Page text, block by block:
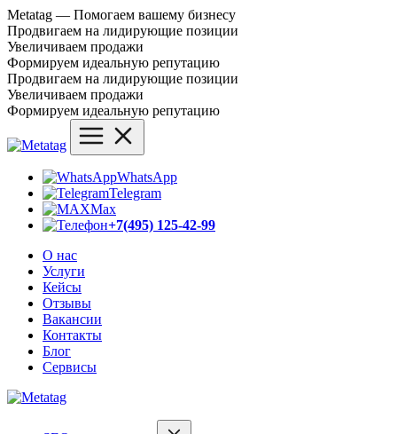
Metatag — Помогаем вашему бизнесу
Продвигаем на лидирующие позиции
Увеличиваем продажи
Формируем идеальную репутацию
Продвигаем на лидирующие позиции
Увеличиваем продажи
Формируем идеальную репутацию
WhatsApp
Telegram
Max
+7(495) 125-42-99
О нас
Услуги
Кейсы
Отзывы
Вакансии
Контакты
Блог
Сервисы